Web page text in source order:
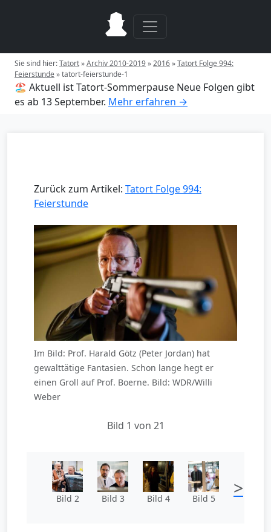
Sie sind hier:Tatort»Archiv 2010-2019»2016»Tatort Folge 994:
Feierstunde»tatort-feierstunde-1
🏖️ Aktuell ist Tatort-Sommerpause Neue Folgen gibt
es ab 13 September. Mehr erfahren →
Zurück zum Artikel: Tatort Folge 994:
Feierstunde
Im Bild: Prof. Harald Götz (Peter Jordan) hat
gewalttätige Fantasien. Schon lange hegt er
einen Groll auf Prof. Boerne. Bild: WDR/Willi
Weber
Bild 1 von 21
Bild 2 Bild 3 Bild 4 Bild 5 >